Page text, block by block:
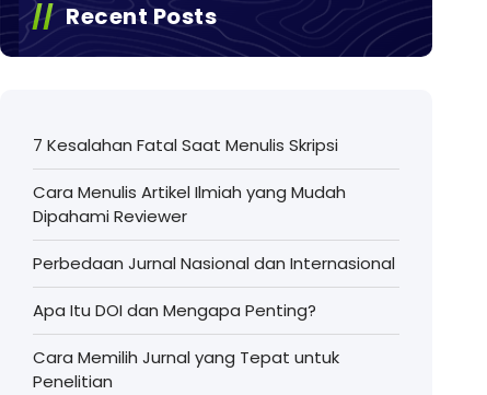
Recent Posts
7 Kesalahan Fatal Saat Menulis Skripsi
Cara Menulis Artikel Ilmiah yang Mudah
Dipahami Reviewer
Perbedaan Jurnal Nasional dan Internasional
Apa Itu DOI dan Mengapa Penting?
Cara Memilih Jurnal yang Tepat untuk
Penelitian